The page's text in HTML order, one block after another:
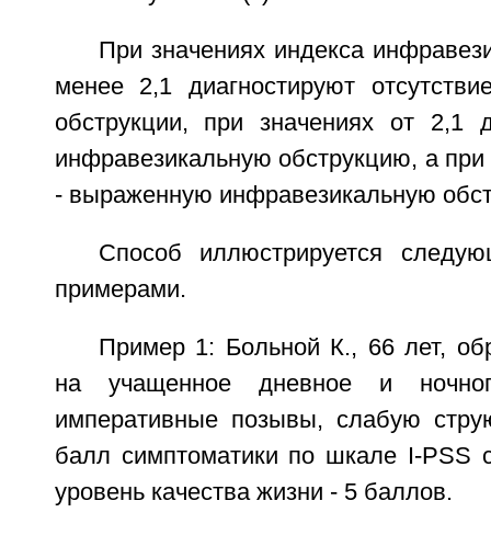
При значениях индекса
менее 2,1 диагностируют
обструкции, при значениях от
инфравезикальную обструкцию, а
- выраженную инфравезикальную
Способ иллюстрируется
примерами.
Пример 1: Больной К., 66 лет,
на учащенное дневное и
императивные позывы, слабую
балл симптоматики по шкале I-PSS
уровень качества жизни - 5 баллов.